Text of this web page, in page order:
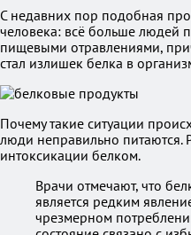
С недавних пор подобная
человека: всё больше людей
пищевыми отравлениями,
стал излишек белка в
Почему такие ситуации
люди неправильно
интоксикации белком.
Врачи отмечают, что
является редким
чрезмерном